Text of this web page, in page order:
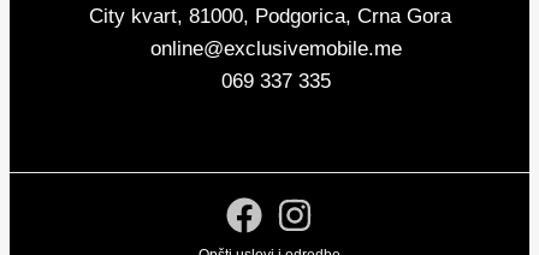
City kvart, 81000, Podgorica, Crna Gora
online@exclusivemobile.me
069 337 335